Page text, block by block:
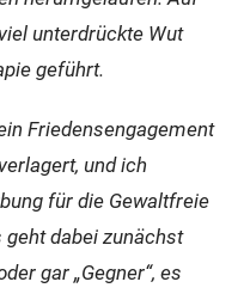
unterdrückte Wut
geführt.
Friedensengagement
und ich
für die Gewaltfreie
dabei zunächst
gar „Gegner“, es